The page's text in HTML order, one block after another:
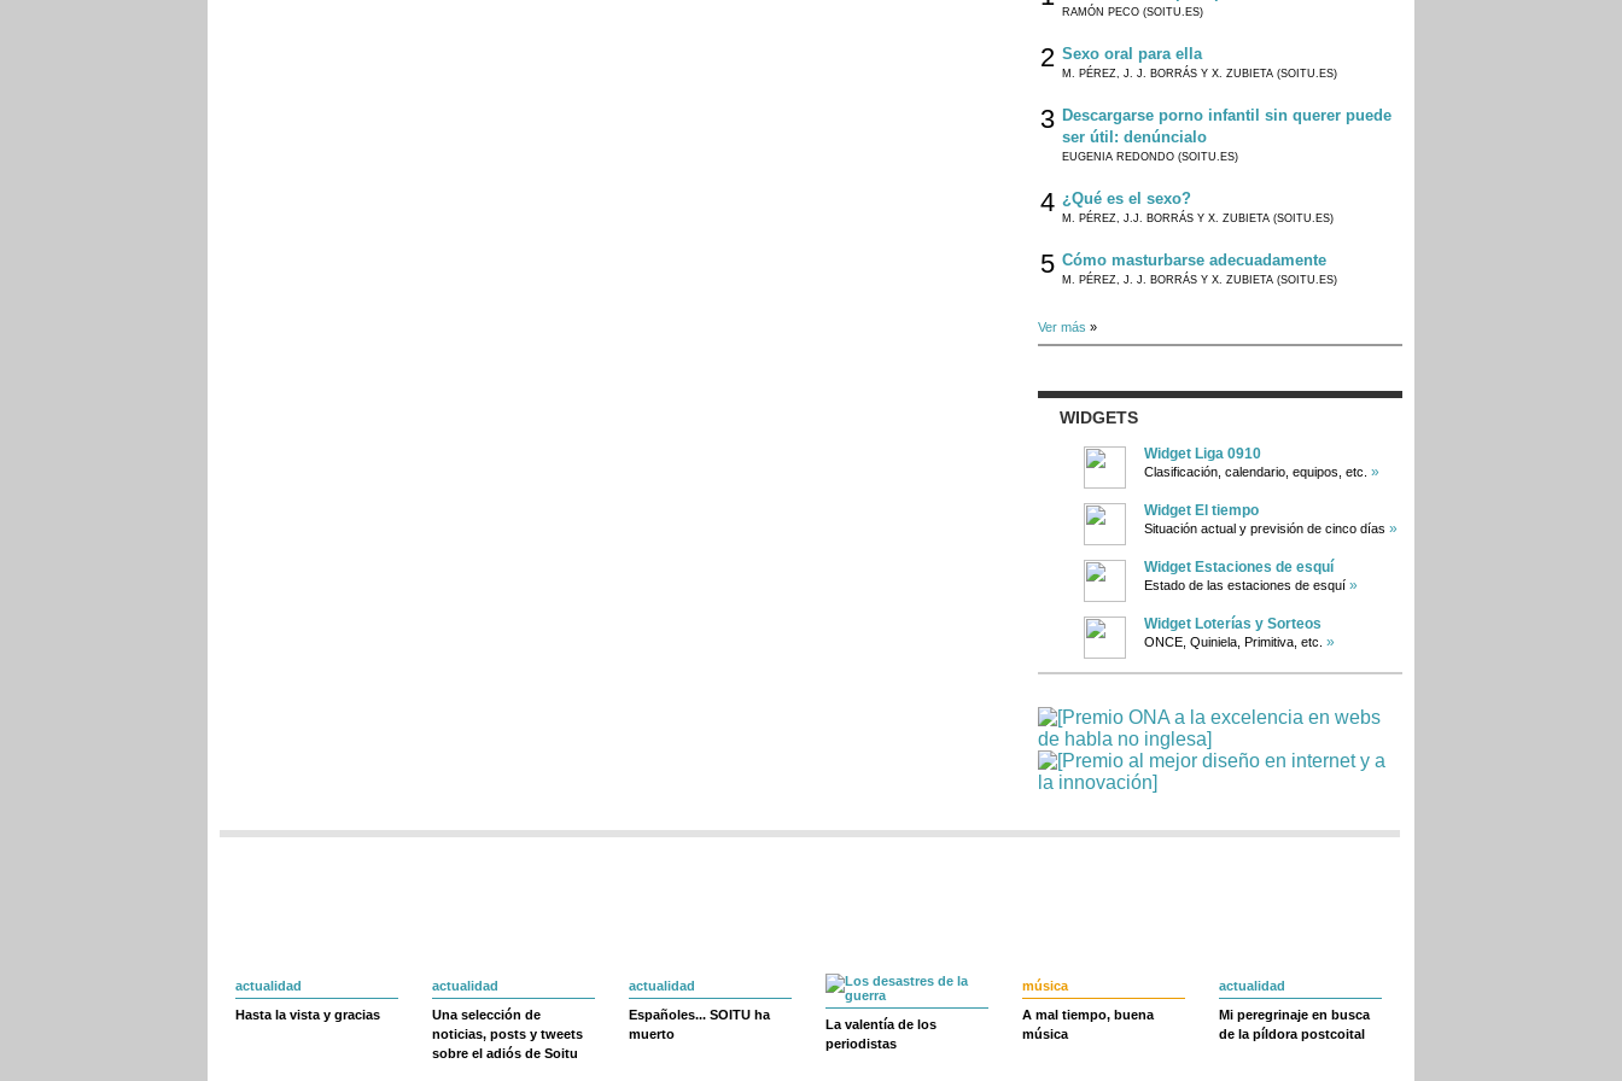
RAMÓN PECO (SOITU.ES)
2 Sexo oral para ella
M. PÉREZ, J. J. BORRÁS Y X. ZUBIETA (SOITU.ES)
3 Descargarse porno infantil sin querer puede
ser útil: denúncialo
EUGENIA REDONDO (SOITU.ES)
4 ¿Qué es el sexo?
M. PÉREZ, J.J. BORRÁS Y X. ZUBIETA (SOITU.ES)
5 Cómo masturbarse adecuadamente
M. PÉREZ, J. J. BORRÁS Y X. ZUBIETA (SOITU.ES)
Ver más »
WIDGETS
Widget Liga 0910
Clasificación, calendario, equipos, etc. »
Widget El tiempo
Situación actual y previsión de cinco días »
Widget Estaciones de esquí
Estado de las estaciones de esquí »
Widget Loterías y Sorteos
ONCE, Quiniela, Primitiva, etc. »
actualidad
Hasta la vista y gracias
actualidad
Una selección de
noticias, posts y tweets
sobre el adiós de Soitu
actualidad
Españoles... SOITU ha
muerto
La valentía de los
periodistas
música
A mal tiempo, buena
música
actualidad
Mi peregrinaje en busca
de la píldora postcoital